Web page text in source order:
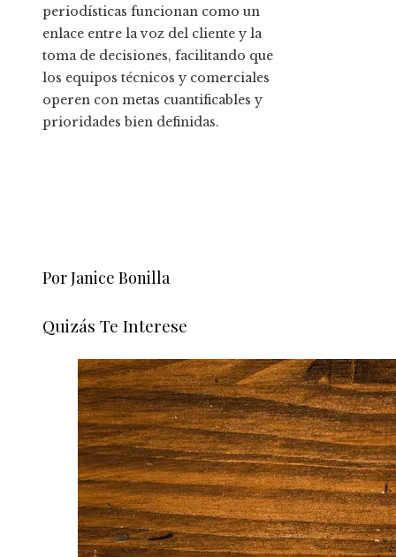
periodísticas funcionan como un
enlace entre la voz del cliente y la
toma de decisiones, facilitando que
los equipos técnicos y comerciales
operen con metas cuantificables y
prioridades bien definidas.
Por Janice Bonilla
Quizás Te Interese